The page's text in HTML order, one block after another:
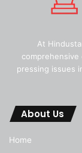
At
pressing issues
About Us
Home